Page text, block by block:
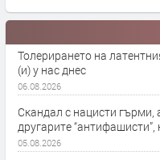
Толерирането на
(и) у нас днес
06.08.2026
Скандал с нацисти
другарите “антифашисти”,
05.08.2026